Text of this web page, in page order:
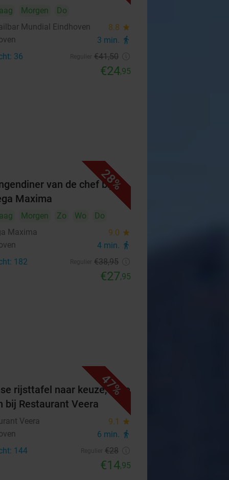
Morgen
Do
Mundial Eindhoven
8.8 star
3 min. directions_walk
36 €41,50
€24,95
28%
van de chef bij
Maxima
Morgen Zo Wo
Do
Maxima
9.0 star
4 min. directions_walk
182 €38,95
€27,95
47%
rijsttafel naar keuze, af te
bij Restaurant Veera
Veera 9.1 star
6 min. directions_walk
144 €28
€14,95